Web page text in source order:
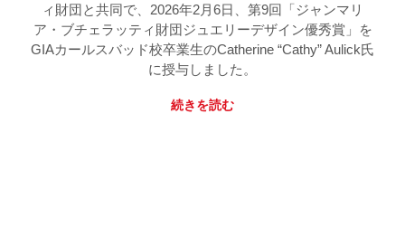
ィ財団と共同で、2026年2月6日、第9回「ジャンマリ
ア・ブチェラッティ財団ジュエリーデザイン優秀賞」を
GIAカールスバッド校卒業生のCatherine “Cathy” Aulick氏
に授与しました。
続きを読む